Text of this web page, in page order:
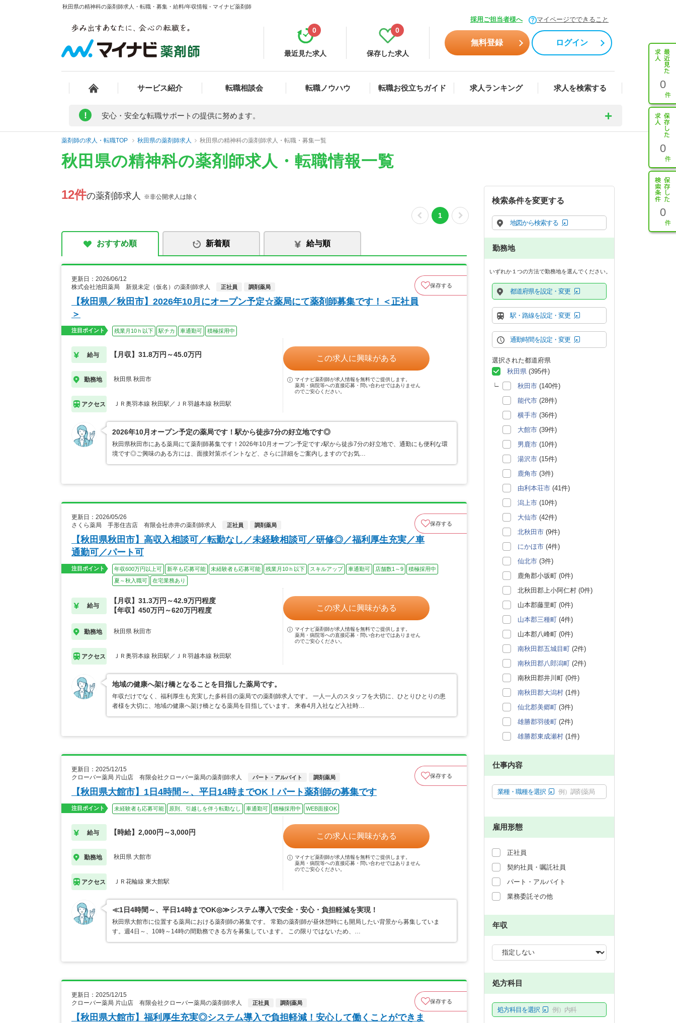
秋田県の精神科の薬剤師求人・転職・募集・給料/年収情報 - マイナビ薬剤師
採用ご担当者様へ マイページでできること
最近見た求人
0
保存した求人
0
無料登録 ログイン
サービス紹介 転職相談会 転職ノウハウ 転職お役立ちガイド 求人ランキング 求人を検索する 0
0
0
! 安心・安全な転職サポートの提供に努めます。
薬剤師の求人・転職TOP 秋田県の薬剤師求人 秋田県の精神科の薬剤師求人・転職・募集一覧
秋田県の精神科の薬剤師求人・転職情報一覧
12件の薬剤師求人 ※非公開求人は除く
1
おすすめ順 新着順 給与順
更新日：2026/06/12
株式会社池田薬局 新規未定（仮名）の薬剤師求人
正社員 調剤薬局 保存する
【秋田県／秋田市】2026年10月にオープン予定☆薬局にて薬剤師募集です！＜正社員
＞
注目ポイント 残業月10ｈ以下 駅チカ 車通勤可 積極採用中
給与 【月収】31.8万円～45.0万円
勤務地 秋田県 秋田市
アクセス ＪＲ奥羽本線 秋田駅／ＪＲ羽越本線 秋田駅
この求人に興味がある
マイナビ薬剤師が求人情報を無料でご提供します。
薬局・病院等への直接応募・問い合わせではありません
のでご安心ください。
2026年10月オープン予定の薬局です！駅から徒歩7分の好立地です◎
秋田県秋田市にある薬局にて薬剤師募集です！2026年10月オープン予定です♪駅から徒歩7分の好立地で、通勤にも便利な環
境です◎ご興味のある方には、面接対策ポイントなど、さらに詳細をご案内しますのでお気…
更新日：2026/05/26
さくら薬局 手形住吉店 有限会社赤井の薬剤師求人
正社員 調剤薬局 保存する
【秋田県秋田市】高収入相談可／転勤なし／未経験相談可／研修◎／福利厚生充実／車
通勤可／パート可
注目ポイント 年収600万円以上可 新卒も応募可能 未経験者も応募可能 残業月10ｈ以下 スキルアップ 車通勤可 店舗数1～9
積極採用中
夏～秋入職可
在宅業務あり
給与
【月収】31.3万円～42.9万円程度
【年収】450万円～620万円程度
勤務地 秋田県 秋田市
アクセス ＪＲ奥羽本線 秋田駅／ＪＲ羽越本線 秋田駅
この求人に興味がある
マイナビ薬剤師が求人情報を無料でご提供します。
薬局・病院等への直接応募・問い合わせではありません
のでご安心ください。
地域の健康へ架け橋となることを目指した薬局です。
年収だけでなく、福利厚生も充実した多科目の薬局での薬剤師求人です。 一人一人のスタッフを大切に、ひとりひとりの患
者様を大切に、地域の健康へ架け橋となる薬局を目指しています。 来春4月入社など入社時…
更新日：2025/12/15
クローバー薬局 片山店 有限会社クローバー薬局の薬剤師求人
パート・アルバイト 調剤薬局 保存する
【秋田県大館市】1日4時間～、平日14時までOK！パート薬剤師の募集です
注目ポイント 未経験者も応募可能 原則、引越しを伴う転勤なし 車通勤可 積極採用中 WEB面接OK
給与 【時給】2,000円～3,000円
勤務地 秋田県 大館市
アクセス ＪＲ花輪線 東大館駅
この求人に興味がある
マイナビ薬剤師が求人情報を無料でご提供します。
薬局・病院等への直接応募・問い合わせではありません
のでご安心ください。
≪1日4時間～、平日14時までOK◎≫システム導入で安全・安心・負担軽減を実現！
秋田県大館市に位置する薬局における薬剤師の募集です。 常勤の薬剤師が昼休憩時にも開局したい背景から募集していま
す。週4日～、10時～14時の間勤務できる方を募集しています。 この限りではないため、…
更新日：2025/12/15
クローバー薬局 片山店 有限会社クローバー薬局の薬剤師求人
正社員 調剤薬局 保存する
【秋田県大館市】福利厚生充実◎システム導入で負担軽減！安心して働くことができま
検索条件を変更する
地図から検索する
勤務地
いずれか１つの方法で勤務地を選んでください。
都道府県を設定・変更
駅・路線を設定・変更
通勤時間を設定・変更
選択された都道府県
秋田県 (395件)
秋田市 (140件)
能代市 (28件)
横手市 (36件)
大館市 (39件)
男鹿市 (10件)
湯沢市 (15件)
鹿角市 (3件)
由利本荘市 (41件)
潟上市 (10件)
大仙市 (42件)
北秋田市 (9件)
にかほ市 (4件)
仙北市 (3件)
鹿角郡小坂町 (0件)
北秋田郡上小阿仁村 (0件)
山本郡藤里町 (0件)
山本郡三種町 (4件)
山本郡八峰町 (0件)
南秋田郡五城目町 (2件)
南秋田郡八郎潟町 (2件)
南秋田郡井川町 (0件)
南秋田郡大潟村 (1件)
仙北郡美郷町 (3件)
雄勝郡羽後町 (2件)
雄勝郡東成瀬村 (1件)
仕事内容
業種・職種を選択 例）調剤薬局
雇用形態
正社員
契約社員・嘱託社員
パート・アルバイト
業務委託その他
年収
処方科目
処方科目を選択 例）内科